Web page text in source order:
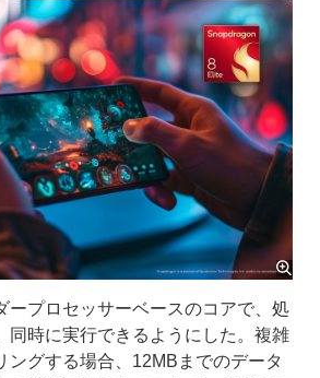
プロセッサーベースのコアで、処
同時に実行できるようにした。複雑
ングする場合、12MBまでのデータ